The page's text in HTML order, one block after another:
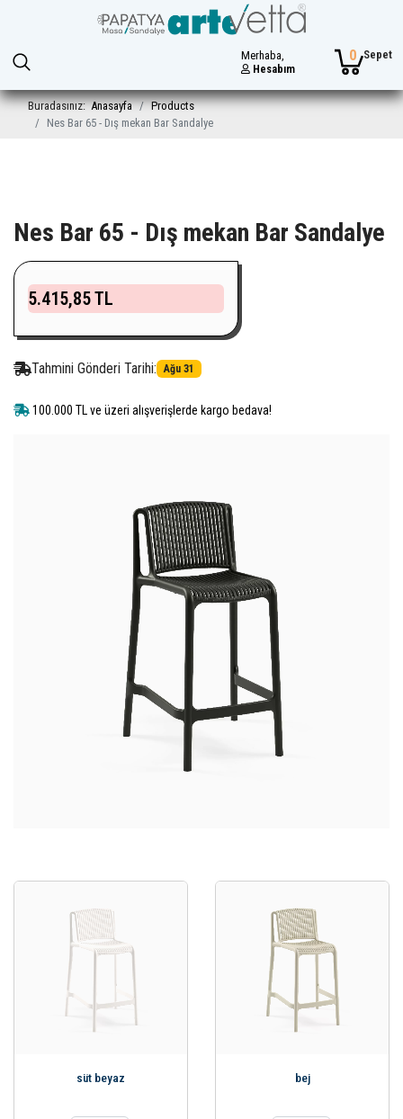
Merhaba,
Hesabım
Sepet
0
Buradasınız:Anasayfa
Products
Nes Bar 65 - Dış mekan Bar Sandalye
Nes Bar 65 - Dış mekan Bar Sandalye
5.415,85 TL
Tahmini Gönderi Tarihi: Ağu 31
100.000 TL ve üzeri alışverişlerde kargo bedava!
süt beyaz bej